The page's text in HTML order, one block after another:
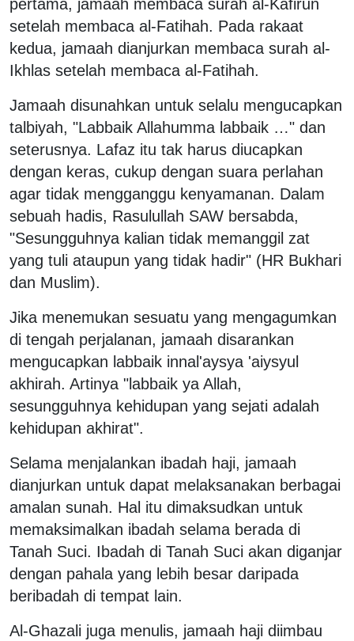
pertama, jamaah membaca surah al-Kafirun
setelah membaca al-Fatihah. Pada rakaat
kedua, jamaah dianjurkan membaca surah al-
Ikhlas setelah membaca al-Fatihah.
Jamaah disunahkan untuk selalu mengucapkan
talbiyah, "Labbaik Allahumma labbaik …" dan
seterusnya. Lafaz itu tak harus diucapkan
dengan keras, cukup dengan suara perlahan
agar tidak mengganggu kenyamanan. Dalam
sebuah hadis, Rasulullah SAW bersabda,
"Sesungguhnya kalian tidak memanggil zat
yang tuli ataupun yang tidak hadir" (HR Bukhari
dan Muslim).
Jika menemukan sesuatu yang mengagumkan
di tengah perjalanan, jamaah disarankan
mengucapkan labbaik innal'aysya 'aiysyul
akhirah. Artinya "labbaik ya Allah,
sesungguhnya kehidupan yang sejati adalah
kehidupan akhirat".
Selama menjalankan ibadah haji, jamaah
dianjurkan untuk dapat melaksanakan berbagai
amalan sunah. Hal itu dimaksudkan untuk
memaksimalkan ibadah selama berada di
Tanah Suci. Ibadah di Tanah Suci akan diganjar
dengan pahala yang lebih besar daripada
beribadah di tempat lain.
Al-Ghazali juga menulis, jamaah haji diimbau